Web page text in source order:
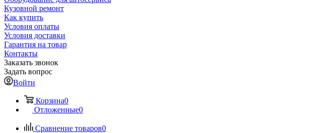
Кузовной ремонт
Как купить
Условия оплаты
Условия доставки
Гарантия на товар
Контакты
Заказать звонок
Задать вопрос
Войти
Корзина0
Отложенные0
Сравнение товаров0